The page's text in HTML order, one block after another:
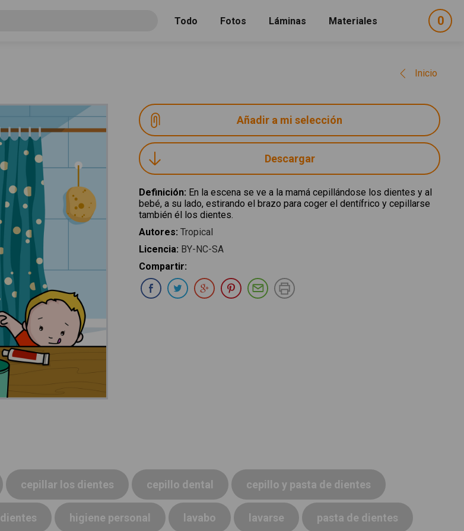
Todo Fotos Láminas Materiales 0
Inicio
Descargar
Definición: En la escena se ve a la mamá cepillándose los dientes y al
bebé, a su lado, estirando el brazo para coger el dentífrico y cepillarse
también él los dientes.
Autores: Tropical
Licencia: BY-NC-SA
Compartir:
Compartir en Facebook
Compartir en Twitter
Compartir en Google Plus
Compartir en Pinterest
Compartir por E-mail
cepillar los dientes cepillo dental cepillo y pasta de dientes
dientes higiene personal lavabo lavarse pasta de dientes